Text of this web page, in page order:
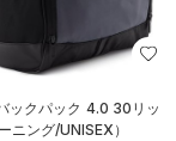
ックパック 4.0 30リッ
ニング/UNISEX）